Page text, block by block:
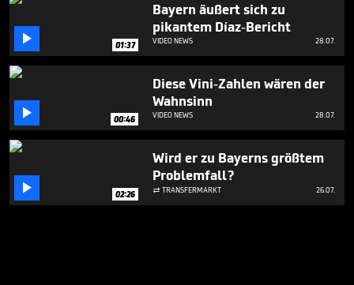
 01:37
Bayern äußert sich zu
pikantem Díaz-Bericht
VIDEO NEWS 28.07.
 00:46
Diese Vini-Zahlen wären der
Wahnsinn
VIDEO NEWS 28.07.
 02:26
Wird er zu Bayerns größtem
Problemfall?
 TRANSFERMARKT 26.07.